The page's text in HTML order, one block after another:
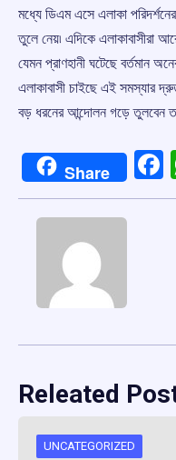
মধ্যে ডিএম এসে এলাকা
তুলে নেয়৷ এদিকে এলাকাবাসীরা
যেমন প্রাণহানী ঘটেছে বর্তমান
এলাকাবাসী চাইছে এই সমস্যার
বড় ধরনের আন্দোলন গড়ে তুলবেন
Share
Releated
UNCATEGORIZED